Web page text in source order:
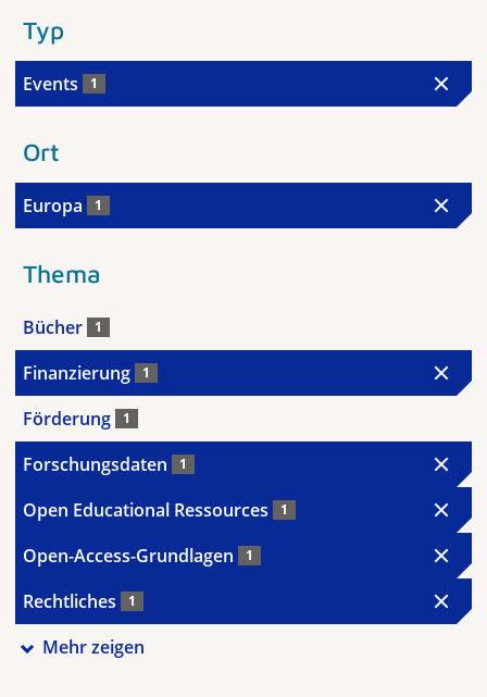
Typ
Events 1
Ort
Europa 1
Thema
Bücher 1
Finanzierung 1
Förderung 1
Forschungsdaten 1
Open Educational Ressources 1
Open-Access-Grundlagen 1
Rechtliches 1
Mehr zeigen